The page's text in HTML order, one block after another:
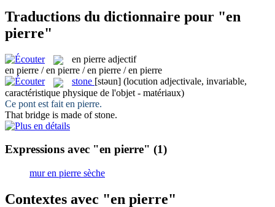
Traductions du dictionnaire pour "en
pierre"
en pierre adjectif
en pierre / en pierre / en pierre / en pierre
stone [stəun] (locution adjectivale, invariable,
caractéristique physique de l'objet - matériaux)
Ce pont est fait en pierre.
That bridge is made ofstone.
Expressions avec "en pierre" (1)
mur en pierre sèche
Contextes avec "en pierre"